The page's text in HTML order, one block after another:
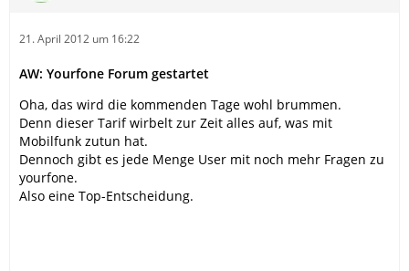
21. April 2012 um 16:22
AW: Yourfone Forum gestartet
Oha, das wird die kommenden Tage wohl brummen.
Denn dieser Tarif wirbelt zur Zeit alles auf, was mit
Mobilfunk zutun hat.
Dennoch gibt es jede Menge User mit noch mehr Fragen zu
yourfone.
Also eine Top-Entscheidung.